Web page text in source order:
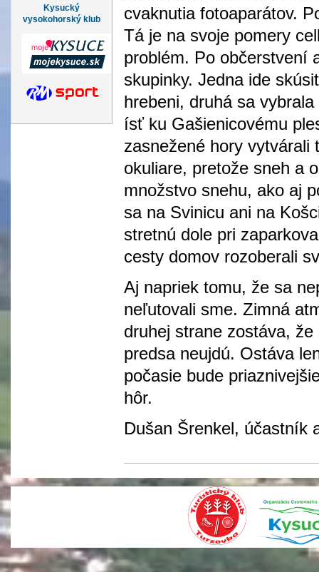
Kysucký
vysokohorský klub
cvaknutia fotoaparátov.
Tá je na svoje pomery
problém. Po občerstvení
skupinky. Jedna ide
hrebeni, druhá sa
ísť ku Gašienicovému
zasnežené hory vytvárali
okuliare, pretože sneh a
množstvo snehu, ako aj
sa na Svinicu ani na
stretnú dole pri
cesty domov rozoberali
Aj napriek tomu, že sa
neľutovali sme. Zimná
druhej strane zostáva,
predsa neujdú. Ostáva
počasie bude
hôr.
Dušan Šrenkel, účastník